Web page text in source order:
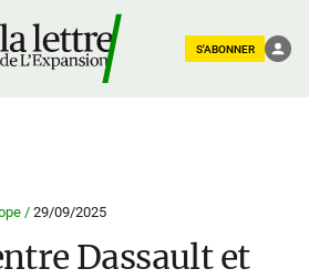
S'ABONNER
/ 29/09/2025
Dassault et